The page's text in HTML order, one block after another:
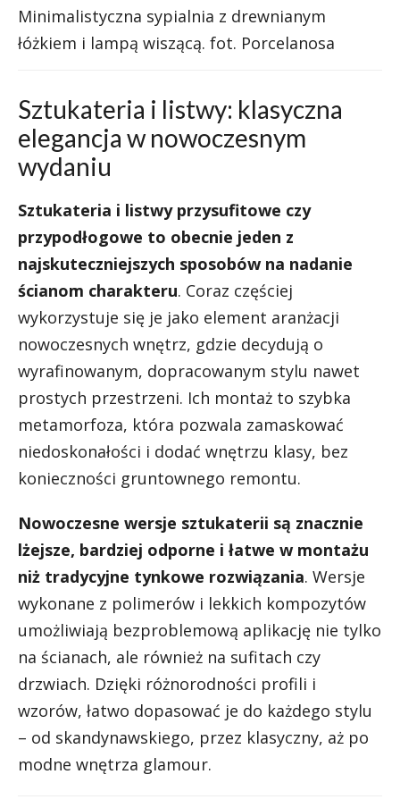
Minimalistyczna sypialnia z drewnianym
łóżkiem i lampą wiszącą. fot. Porcelanosa
Sztukateria i listwy: klasyczna
elegancja w nowoczesnym
wydaniu
Sztukateria i listwy przysufitowe czy
przypodłogowe to obecnie jeden z
najskuteczniejszych sposobów na nadanie
ścianom charakteru. Coraz częściej
wykorzystuje się je jako element aranżacji
nowoczesnych wnętrz, gdzie decydują o
wyrafinowanym, dopracowanym stylu nawet
prostych przestrzeni. Ich montaż to szybka
metamorfoza, która pozwala zamaskować
niedoskonałości i dodać wnętrzu klasy, bez
konieczności gruntownego remontu.
Nowoczesne wersje sztukaterii są znacznie
lżejsze, bardziej odporne i łatwe w montażu
niż tradycyjne tynkowe rozwiązania. Wersje
wykonane z polimerów i lekkich kompozytów
umożliwiają bezproblemową aplikację nie tylko
na ścianach, ale również na sufitach czy
drzwiach. Dzięki różnorodności profili i
wzorów, łatwo dopasować je do każdego stylu
– od skandynawskiego, przez klasyczny, aż po
modne wnętrza glamour.